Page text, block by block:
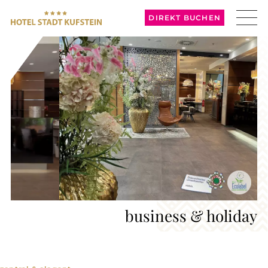
DIREKT BUCHEN
business & holiday